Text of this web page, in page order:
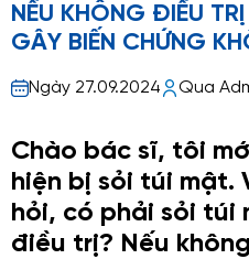
NẾU KHÔNG ĐIỀU
GÂY BIẾN CHỨNG
Ngày 27.09.2024 Qua
Chào bác sĩ, tôi
hiện bị sỏi túi mật.
hỏi, có phải sỏi túi
điều trị? Nếu